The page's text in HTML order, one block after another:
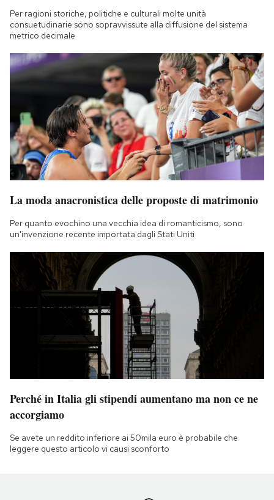
Per ragioni storiche, politiche e culturali molte unità
consuetudinarie sono sopravvissute alla diffusione del sistema
metrico decimale
La moda anacronistica delle proposte di matrimonio
Per quanto evochino una vecchia idea di romanticismo, sono
un'invenzione recente importata dagli Stati Uniti
Perché in Italia gli stipendi aumentano ma non ce ne
accorgiamo
Se avete un reddito inferiore ai 50mila euro è probabile che
leggere questo articolo vi causi sconforto